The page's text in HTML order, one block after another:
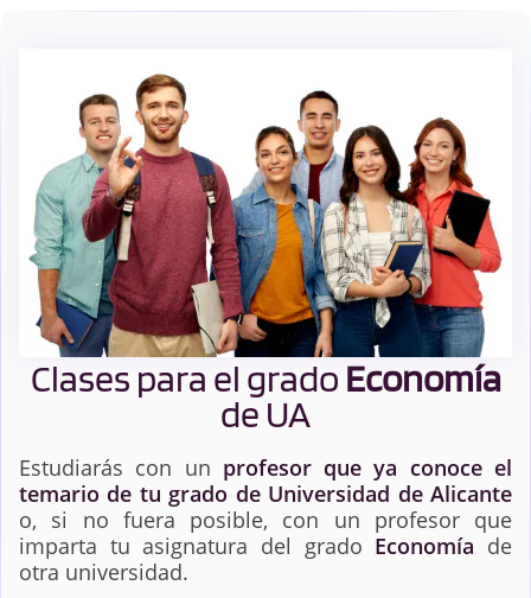
Clases para el grado Economía
de UA
Estudiarás con un profesor que ya conoce el
temario de tu grado de Universidad de Alicante
o, si no fuera posible, con un profesor que
imparta tu asignatura del grado Economía de
otra universidad.